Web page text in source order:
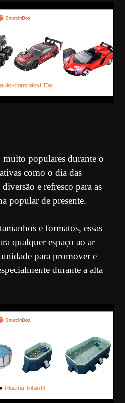
muito populares durante o
como o dia das
e refresco para as
popular de presente.
e formatos, essas
qualquer espaço ao ar
para promover e
durante a alta